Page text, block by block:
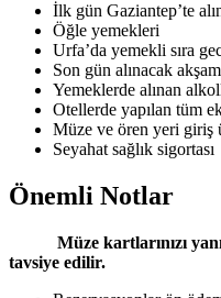
İlk gün Gaziantep’te
Öğle yemekleri
Urfa’da yemekli sıra
Son gün alınacak
Yemeklerde alınan
Otellerde yapılan tüm
Müze ve ören yeri giriş
Seyahat sağlık sigortası
Önemli Notlar
Müze kartlarınızı
tavsiye edilir.